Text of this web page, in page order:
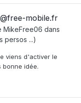
mobile.fr
MikeFree06 dans
persos ...)
viens d'activer le
bonne idée.